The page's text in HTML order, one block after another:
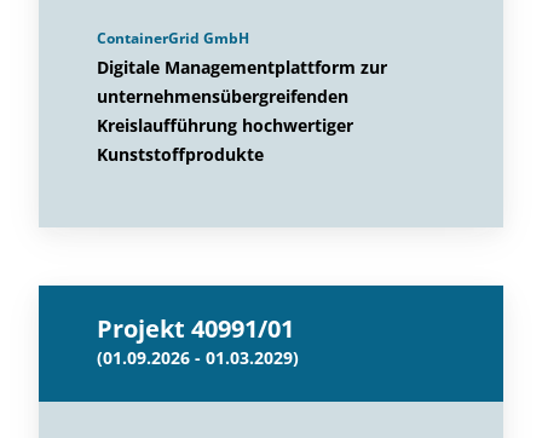
ContainerGrid GmbH
Digitale Managementplattform zur
unternehmensübergreifenden
Kreislaufführung hochwertiger
Kunststoffprodukte
Projekt 40991/01
(01.09.2026 - 01.03.2029)